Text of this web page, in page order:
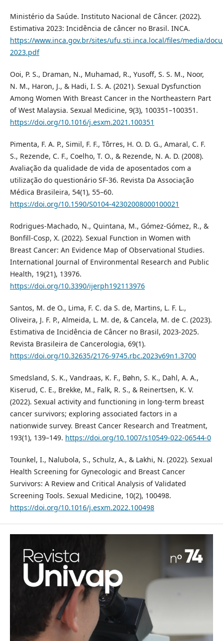
Ministério da Saúde. Instituto Nacional de Câncer. (2022).
Estimativa 2023: Incidência de câncer no Brasil. INCA.
https://www.inca.gov.br/sites/ufu.sti.inca.local/files/media/
2023.pdf
Ooi, P. S., Draman, N., Muhamad, R., Yusoff, S. S. M., Noor,
N. M., Haron, J., & Hadi, I. S. A. (2021). Sexual Dysfunction
Among Women With Breast Cancer in the Northeastern Part
of West Malaysia. Sexual Medicine, 9(3), 100351–100351.
https://doi.org/10.1016/j.esxm.2021.100351
Pimenta, F. A. P., Simil, F. F., Tôrres, H. O. D. G., Amaral, C. F.
S., Rezende, C. F., Coelho, T. O., & Rezende, N. A. D. (2008).
Avaliação da qualidade de vida de aposentados com a
utilização do questionário SF-36. Revista Da Associação
Médica Brasileira, 54(1), 55–60.
https://doi.org/10.1590/S0104-42302008000100021
Rodrigues-Machado, N., Quintana, M., Gómez-Gómez, R., &
Bonfill-Cosp, X. (2022). Sexual Function in Women with
Breast Cancer: An Evidence Map of Observational Studies.
International Journal of Environmental Research and Public
Health, 19(21), 13976.
https://doi.org/10.3390/ijerph192113976
Santos, M. de O., Lima, F. C. da S. de, Martins, L. F. L.,
Oliveira, J. F. P., Almeida, L. M. de, & Cancela, M. de C. (2023).
Estimativa de Incidência de Câncer no Brasil, 2023-2025.
Revista Brasileira de Cancerologia, 69(1).
https://doi.org/10.32635/2176-9745.rbc.2023v69n1.3700
Smedsland, S. K., Vandraas, K. F., Bøhn, S. K., Dahl, A. A.,
Kiserud, C. E., Brekke, M., Falk, R. S., & Reinertsen, K. V.
(2022). Sexual activity and functioning in long-term breast
cancer survivors; exploring associated factors in a
nationwide survey. Breast Cancer Research and Treatment,
193(1), 139–149. https://doi.org/10.1007/s10549-022-06544-0
Tounkel, I., Nalubola, S., Schulz, A., & Lakhi, N. (2022). Sexual
Health Screening for Gynecologic and Breast Cancer
Survivors: A Review and Critical Analysis of Validated
Screening Tools. Sexual Medicine, 10(2), 100498.
https://doi.org/10.1016/j.esxm.2022.100498